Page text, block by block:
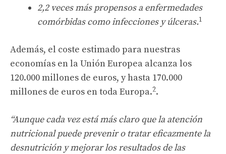
2,2 veces más propensos a enfermedades
comórbidas como infecciones y úlceras.1
Además, el coste estimado para nuestras
economías en la Unión Europea alcanza los
120.000 millones de euros, y hasta 170.000
millones de euros en toda Europa.2.
“Aunque cada vez está más claro que la atención
nutricional puede prevenir o tratar eficazmente la
desnutrición y mejorar los resultados de las